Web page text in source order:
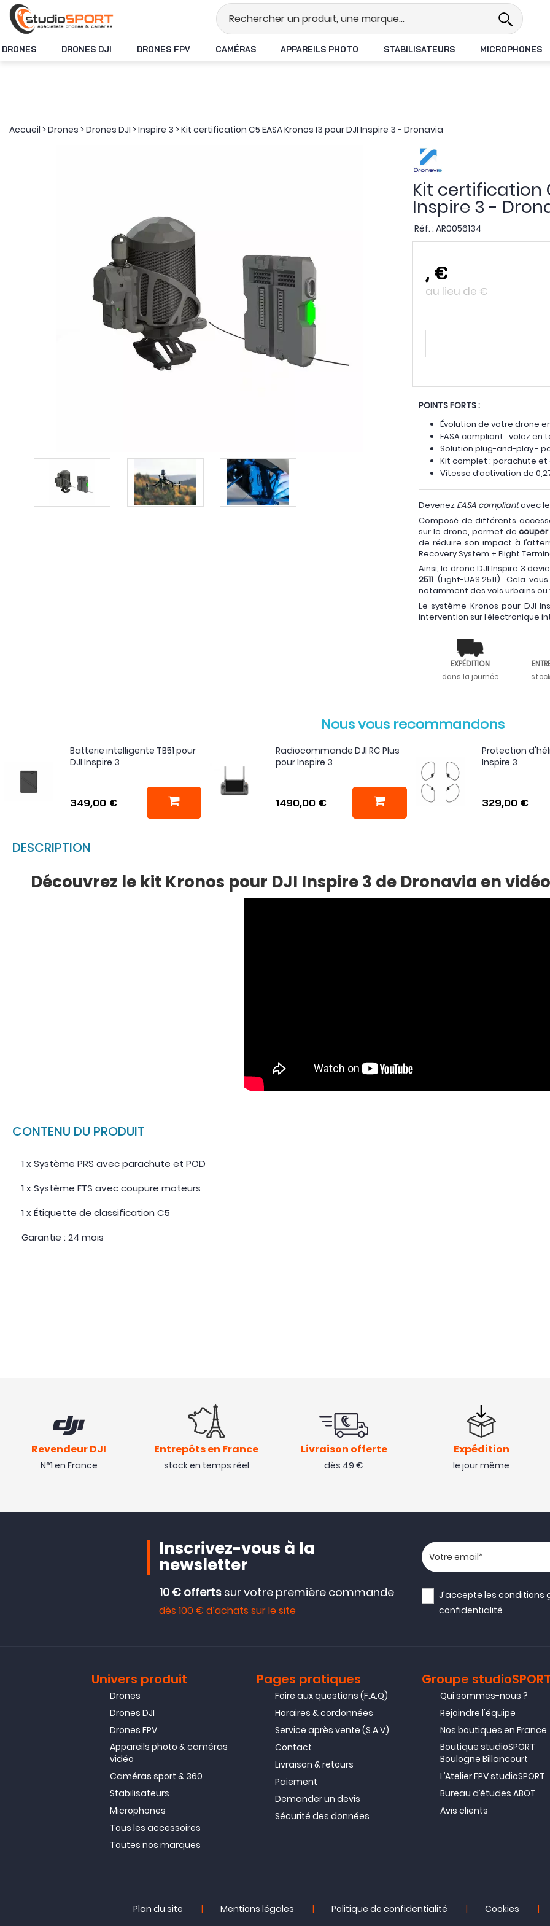
Stock en temps réel
DRONES DRONES DJI DRONES FPV CAMÉRAS APPAREILS PHOTO STABILISATEURS MICROPHONES
Accueil >Drones >Drones DJI >Inspire 3 >Kit certification C5 EASA Kronos I3 pour DJI Inspire 3 - Dronavia
Kit certification
Inspire 3 -
Réf. : AR0056134
, €
au lieu de €
POINTS FORTS :
Évolution de votre drone
EASA compliant : volez en
Solution plug-and-play -
Kit complet : parachute
Vitesse d’activation de
Devenez EASA compliantavec
Composé de différents
sur le drone, permet decouper
de réduire son impact à
Recovery System + Flight
Ainsi, le drone DJI Inspire 3
2511 (Light-UAS.2511). Cela
notamment des vols urbains ou
Le système Kronos pour DJI
intervention sur l’électronique
EXPÉDITION
dans la journée
Nous vous recommandons
Batterie intelligente TB51 pour
DJI Inspire 3
349,00 €
Radiocommande DJI RC Plus
pour Inspire 3
1490,00 €
Protection
Inspire 3
329,00 €
DESCRIPTION
Découvrez le kit Kronos pour DJI Inspire 3 de Dronavia en
CONTENU DU PRODUIT
1 x Système PRS avec parachute et POD
1 x Système FTS avec coupure moteurs
1 x Étiquette de classification C5
Garantie : 24 mois
Revendeur DJI
N°1 en France
Entrepôts en France
stock en temps réel
Livraison offerte
dès 49 €
Expédition
le jour même
Inscrivez-vous à la
newsletter
10 € offerts sur votre première commande
dès 100 € d’achats sur le site
Votre adresse email
J'accepte lesconditions
confidentialité
Univers produit
Drones
Drones DJI
Drones FPV
Appareils photo & caméras
vidéo
Caméras sport & 360
Stabilisateurs
Microphones
Tous les accessoires
Toutes nos marques
Pages pratiques
Foire aux questions (F.A.Q)
Horaires & cordonnées
Service après vente (S.A.V)
Contact
Livraison & retours
Paiement
Demander un devis
Sécurité des données
Groupe
Qui sommes-nous ?
Rejoindre l'équipe
Nos boutiques en France
Boutique studioSPORT
Boulogne Billancourt
L’Atelier FPV studioSPORT
Bureau d’études ABOT
Avis clients
Plan du site | Mentions légales | Politique de confidentialité | Cookies |